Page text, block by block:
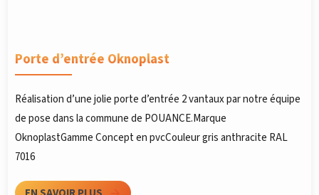
Porte d’entrée Oknoplast
Réalisation d’une jolie porte d’entrée 2 vantaux par notre équipe
de pose dans la commune de POUANCE.Marque
OknoplastGamme Concept en pvcCouleur gris anthracite RAL
7016